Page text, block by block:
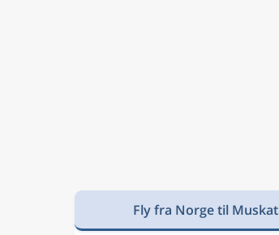
Fly fra Norge til Muskat